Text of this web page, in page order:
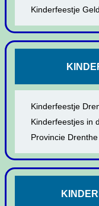
Kinderfeestje
Kinderfeestje
Kinderfeestjes in
Provincie